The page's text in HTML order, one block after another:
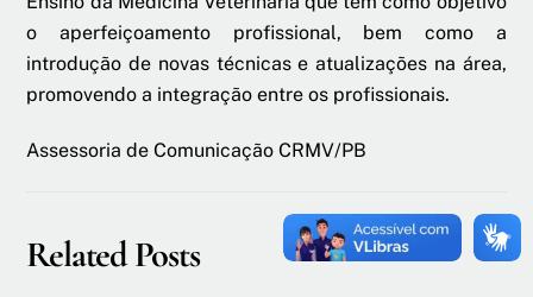
o aperfeiçoamento profissional, bem como a
introdução de novas técnicas e atualizações na área,
promovendo a integração entre os profissionais.
Assessoria de Comunicação CRMV/PB
Related Posts